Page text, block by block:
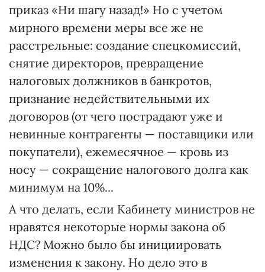
приказ «Ни шагу назад!» Но с учетом
мирного времени меры все же не
расстрельные: создание спецкомиссий,
снятие директоров, превращение
налоговых должников в банкротов,
признание недействительными их
договоров (от чего пострадают уже и
невинные контрагенты — поставщики или
покупатели), ежемесячное — кровь из
носу — сокращение налогового долга как
минимум на 10%...
А что делать, если Кабинету министров не
нравятся некоторые нормы закона об
НДС? Можно было бы инициировать
изменения к закону. Но дело это в